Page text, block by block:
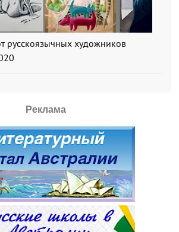
русскоязычных художников
Реклама